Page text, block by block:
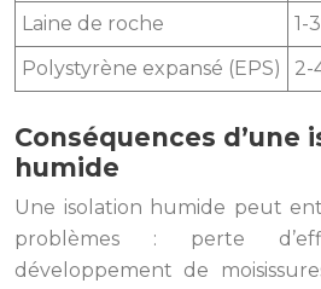
Laine de roche
1-
Polystyrène expansé (EPS)
2-
Conséquences d’une
humide
Une isolation humide peut
problèmes : perte
développement de